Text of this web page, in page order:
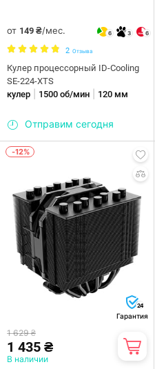
от 149 ₴/мес. 6 3 6
2 Отзыва
Кулер процессорный ID-Cooling
SE-224-XTS
кулер
1500 об/мин 120 мм
Отправим сегодня
-12%
24
Гарантия
1 629 ₴
1 435 ₴
В наличии